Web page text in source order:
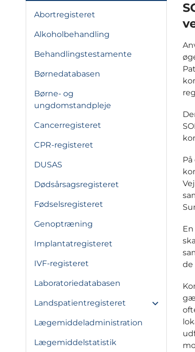
Abortregisteret
Alkoholbehandling
Behandlingstestamente
Børnedatabasen
Børne- og
ungdomstandpleje
Cancerregisteret
CPR-registeret
DUSAS
Dødsårsagsregisteret
Fødselsregisteret
Genoptræning
Implantatregisteret
IVF-registeret
Laboratoriedatabasen
Landspatientregisteret
Lægemiddeladministration
Lægemiddelstatistik
de